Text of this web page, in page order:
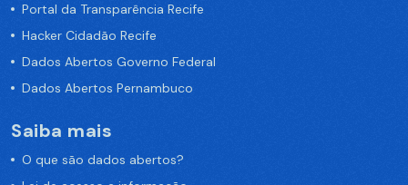
Portal da Transparência Recife
Hacker Cidadão Recife
Dados Abertos Governo Federal
Dados Abertos Pernambuco
Saiba mais
O que são dados abertos?